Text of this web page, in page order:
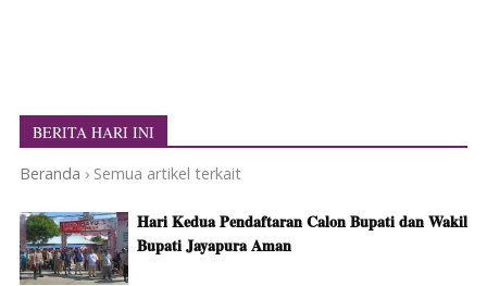
BERITA HARI INI
Beranda › Semua artikel terkait
Hari Kedua Pendaftaran Calon Bupati dan Wakil
Bupati Jayapura Aman